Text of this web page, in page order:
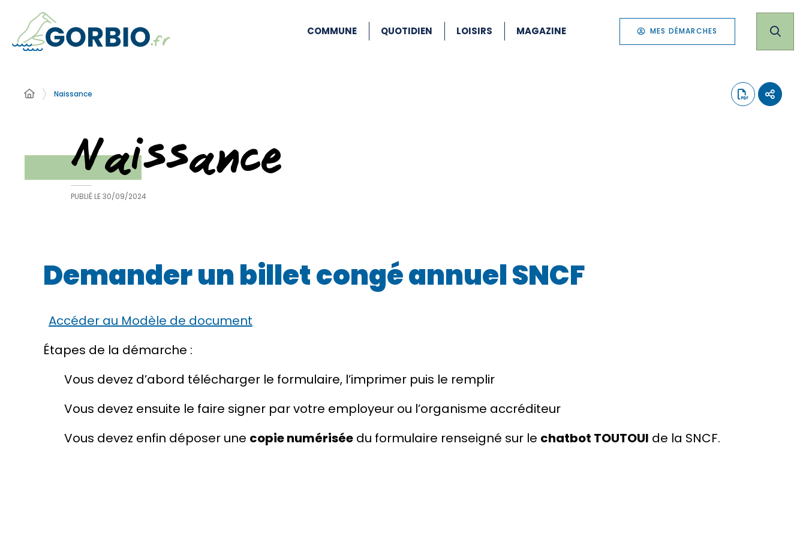
COMMUNE QUOTIDIEN LOISIRS MAGAZINE MES DÉMARCHES
Naissance
Naissance
PUBLIÉ LE30/09/2024
Demander un billet congé annuel SNCF
Accéder au Modèle de document
Étapes de la démarche :
Vous devez d’abord télécharger le formulaire, l’imprimer puis le remplir
Vous devez ensuite le faire signer par votre employeur ou l’organisme accréditeur
Vous devez enfin déposer une copie numérisée du formulaire renseigné sur le chatbot TOUTOUI de la SNCF.